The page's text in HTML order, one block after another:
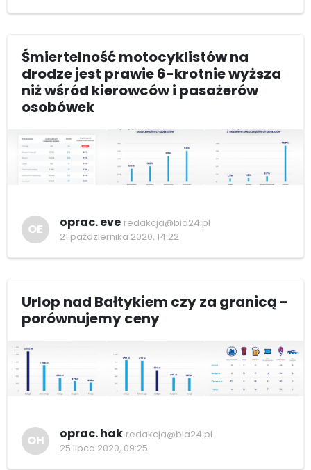
Śmiertelność motocyklistów na
drodze jest prawie 6-krotnie wyższa
niż wśród kierowców i pasażerów
osobówek
OE oprac. eve redakcja@bia24.pl
21 października 2020, 14:22
Urlop nad Bałtykiem czy za granicą -
porównujemy ceny
OH oprac. hak redakcja@bia24.pl
25 lipca 2020, 09:25